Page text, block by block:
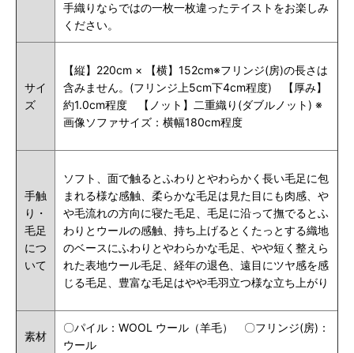
手織りならではの一枚一枚違ったテイストをお楽しみ
ください。
サイ
ズ
【縦】220cm × 【横】152cm※フリンジ(房)の長さは
含みません。(フリンジ上5cm下4cm程度) 【厚み】
約1.0cm程度 【ノット】二重織り(ダブルノット) ※
画像ソファサイズ：横幅180cm程度
手触
り・
毛足
につ
いて
ソフト、 面で触るとふわりとやわらかく長い毛足に包
まれる様な感触、 柔らかな毛足は見た目にも肉感、 や
や毛流れの方向に寝た毛足、 毛足に沿って撫でるとふ
わりとウールの感触、 持ち上げるとくたっとする織地
のベースにふわりとやわらかな毛足
、やや短く整えら
れた表地ウール毛足、経年の退色、遠目にツヤ感を感
じる毛足、 豊富な毛足はやや毛羽立つ様な立ち上がり
素材
〇パイル：WOOL ウール（羊毛） 〇フリンジ(房)：
ウール